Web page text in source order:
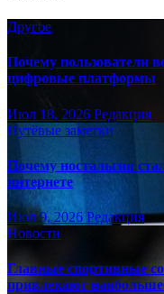
Другое
Почему пользователи
цифровые платформы
Июл 18, 2026 Редакция
Путёвые заметки
Почему ностальгия
интернете
Июл 9, 2026 Редакция
Новости
Главные спортивные
привлекают